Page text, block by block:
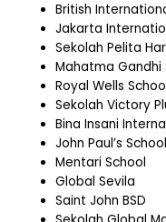
British
Jakarta
Sekolah Pelita
Mahatma Gandhi
Royal Wells
Sekolah Victory
Bina Insani
John Paul’s School
Mentari School
Global Sevila
Saint John BSD